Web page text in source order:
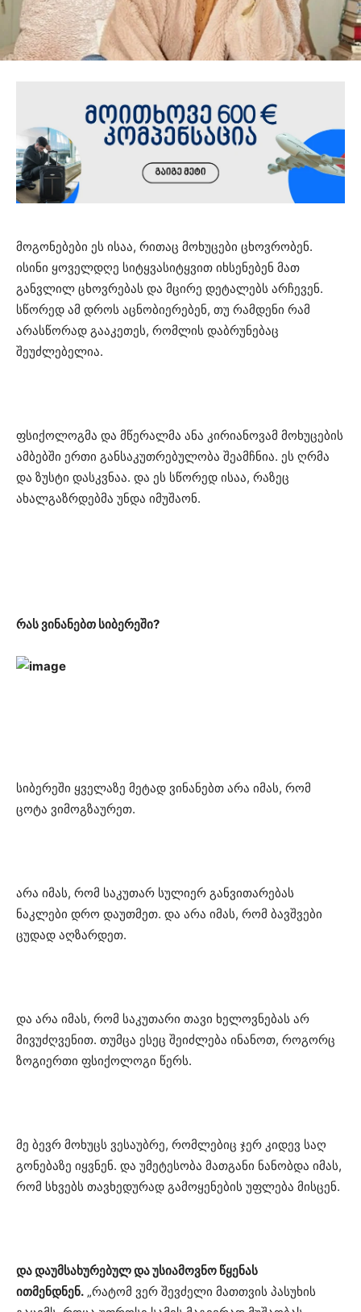
მოგონებები ეს ისაა, რითაც მოხუცები ცხოვრობენ.
ისინი ყოველდღე სიტყვასიტყვით იხსენებენ მათ
განვლილ ცხოვრებას და მცირე დეტალებს არჩევენ.
სწორედ ამ დროს აცნობიერებენ, თუ რამდენი რამ
არასწორად გააკეთეს, რომლის დაბრუნებაც
შეუძლებელია.
ფსიქოლოგმა და მწერალმა ანა კირიანოვამ მოხუცების
ამბებში ერთი განსაკუთრებულობა შეამჩნია. ეს ღრმა
და ზუსტი დასკვნაა. და ეს სწორედ ისაა, რაზეც
ახალგაზრდებმა უნდა იმუშაონ.
რას ვინანებთ სიბერეში?
სიბერეში ყველაზე მეტად ვინანებთ არა იმას, რომ
ცოტა ვიმოგზაურეთ.
არა იმას, რომ საკუთარ სულიერ განვითარებას
ნაკლები დრო დაუთმეთ. და არა იმას, რომ ბავშვები
ცუდად აღზარდეთ.
და არა იმას, რომ საკუთარი თავი ხელოვნებას არ
მივუძღვენით. თუმცა ესეც შეიძლება ინანოთ, როგორც
ზოგიერთი ფსიქოლოგი წერს.
მე ბევრ მოხუცს ვესაუბრე, რომლებიც ჯერ კიდევ საღ
გონებაზე იყვნენ. და უმეტესობა მათგანი ნანობდა იმას,
რომ სხვებს თავხედურად გამოყენების უფლება მისცენ.
დადაუმსახურებულდა უსიამოვნო წყენას
ითმენდნენ. „რატომ ვერ შევძელი მათთვის პასუხის